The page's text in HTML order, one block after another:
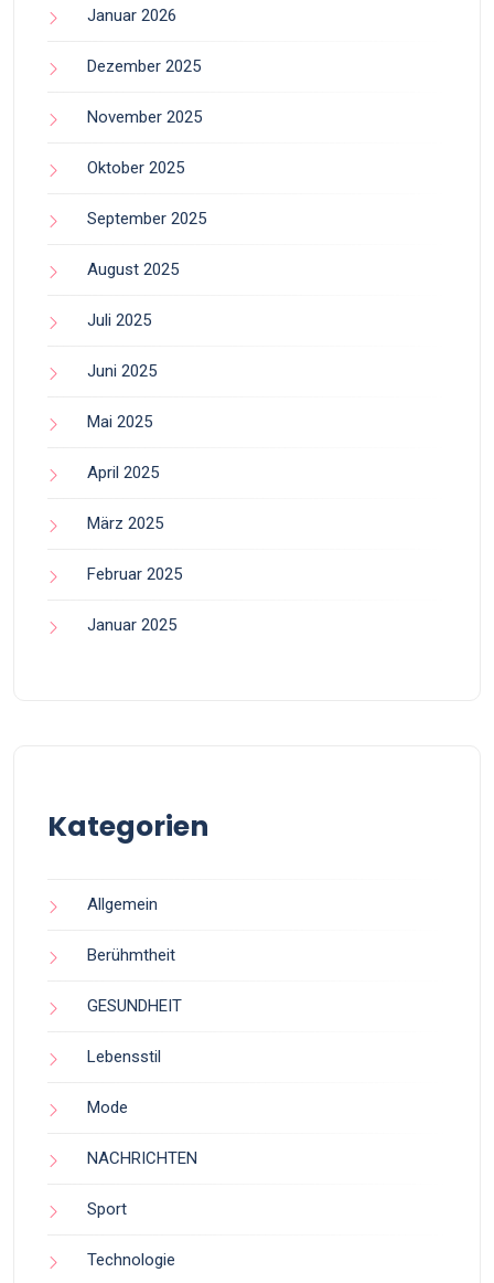
Januar 2026
Dezember 2025
November 2025
Oktober 2025
September 2025
August 2025
Juli 2025
Juni 2025
Mai 2025
April 2025
März 2025
Februar 2025
Januar 2025
Kategorien
Allgemein
Berühmtheit
GESUNDHEIT
Lebensstil
Mode
NACHRICHTEN
Sport
Technologie